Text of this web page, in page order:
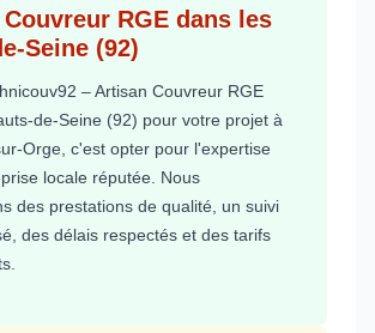
RGE dans les
Seine (92)
– Artisan Couvreur RGE
de-Seine (92) pour votre projet à
Orge, c'est opter pour l'expertise
locale réputée. Nous
des prestations de qualité, un suivi
des délais respectés et des tarifs